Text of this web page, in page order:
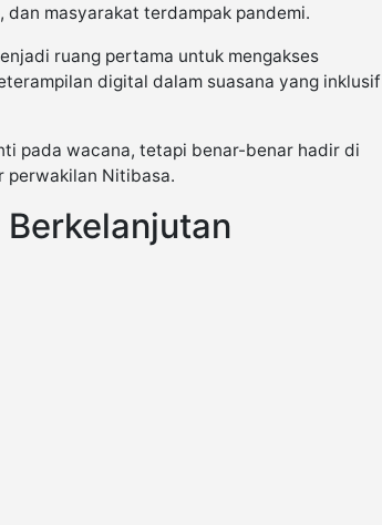
dan masyarakat terdampak pandemi.
ruang pertama untuk mengakses
digital dalam suasana yang inklusif
pada wacana, tetapi benar-benar hadir di
perwakilan Nitibasa.